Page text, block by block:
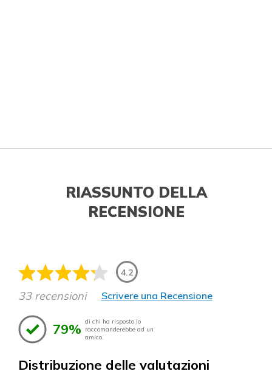
RIASSUNTO DELLA
RECENSIONE
4.2
33 recensioni Scrivere una Recensione
79% di chi ha risposto lo
raccomanderebbe ad un
amico.
Distribuzione delle valutazioni